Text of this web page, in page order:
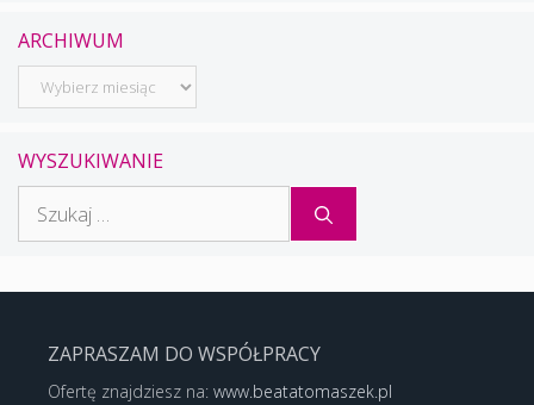
ARCHIWUM
Archiwum
WYSZUKIWANIE
ZAPRASZAM DO WSPÓŁPRACY
Ofertę znajdziesz na: www.beatatomaszek.pl